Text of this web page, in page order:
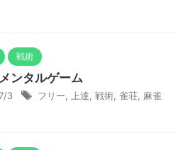
戦術
ンタルゲーム
3 フリー 上達 戦術 雀荘 麻雀